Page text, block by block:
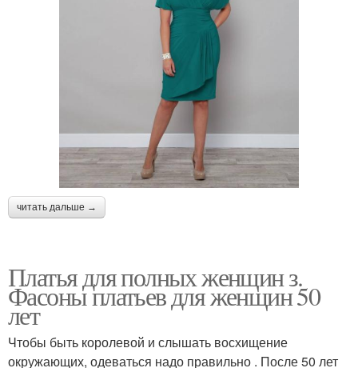
читать дальше →
Платья для полных женщин з.
Фасоны платьев для женщин 50
лет
Чтобы быть королевой и слышать восхищение
окружающих, одеваться надо правильно . После 50 лет